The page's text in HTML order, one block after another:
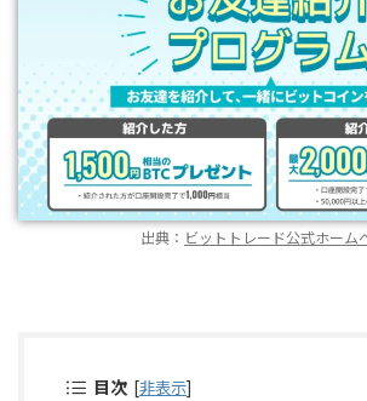
出典： ビットトレード公式ホーム
目次 [非表示]